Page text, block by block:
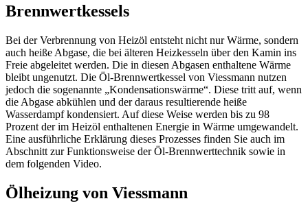
Brennwertkessels
Bei der Verbrennung von Heizöl entsteht nicht nur Wärme, sondern
auch heiße Abgase, die bei älteren Heizkesseln über den Kamin ins
Freie abgeleitet werden. Die in diesen Abgasen enthaltene Wärme
bleibt ungenutzt. Die Öl-Brennwertkessel von Viessmann nutzen
jedoch die sogenannte „Kondensationswärme“. Diese tritt auf, wenn
die Abgase abkühlen und der daraus resultierende heiße
Wasserdampf kondensiert. Auf diese Weise werden bis zu 98
Prozent der im Heizöl enthaltenen Energie in Wärme umgewandelt.
Eine ausführliche Erklärung dieses Prozesses finden Sie auch im
Abschnitt zur Funktionsweise der Öl-Brennwerttechnik sowie in
dem folgenden Video.
Ölheizung von Viessmann